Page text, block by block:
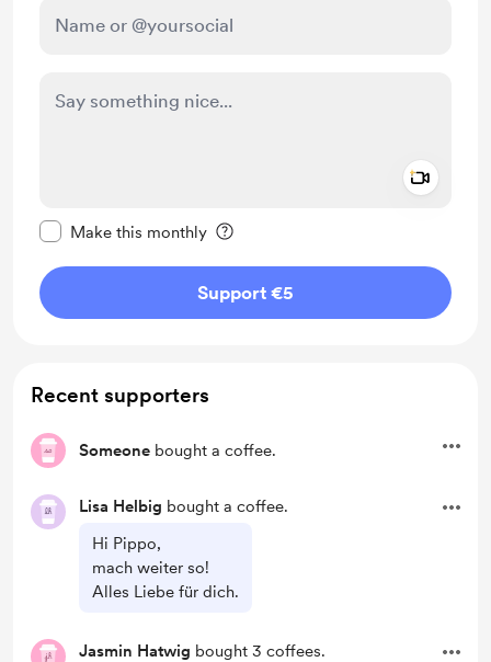
Make this monthly
Support €5
Recent supporters
Someone bought a coffee.
Lisa Helbig bought a coffee.
Hi Pippo,
mach weiter so!
Alles Liebe für dich.
Jasmin Hatwig bought 3 coffees.